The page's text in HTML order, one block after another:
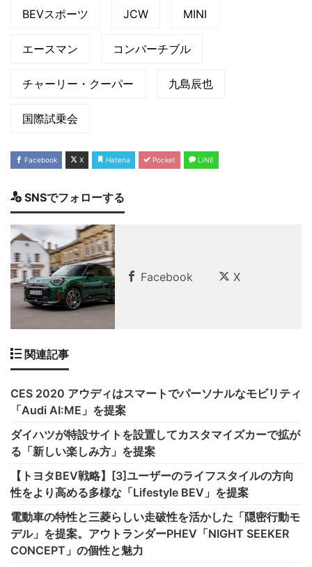
BEVスポーツ JCW MINI
エースマン コンバーチブル
チャーリー・クーパー 九島辰也
国際試乗会
Facebook X Hatena Pocket LINE
SNSでフォローする
Facebook X
関連記事
CES 2020 アウディはスマートでパーソナルなモビリティ
「Audi AI:ME」を提案
ダイハツが特設サイトを設置してカスタマイズカーで拡が
る「新しい楽しみ方」を提案
【トヨタBEV戦略】[3]ユーザーのライフスタイルの方向
性をより高める多様な「Lifestyle BEV」を提案
電動車の特性と三菱らしい走破性を活かした「隠密行動モ
デル」を提案。アウトランダーPHEV「NIGHT SEEKER
CONCEPT」の個性と魅力